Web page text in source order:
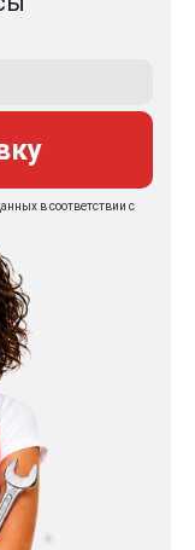
в соответствии с